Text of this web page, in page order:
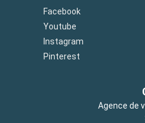
Facebook
Youtube
Instagram
Pinterest
Agence de